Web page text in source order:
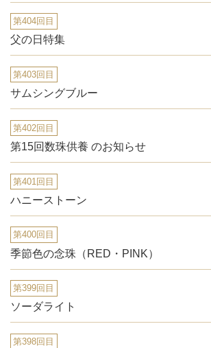
第404回目
父の日特集
第403回目
サムシングブルー
第402回目
第15回数珠供養 のお知らせ
第401回目
ハニーストーン
第400回目
季節色の念珠（RED・PINK）
第399回目
ソーダライト
第398回目